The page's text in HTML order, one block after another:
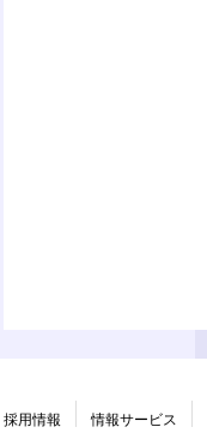
採用情報 情報サービス